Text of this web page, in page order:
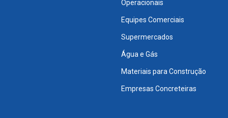
Operacionais
Equipes Comerciais
Supermercados
Água e Gás
Materiais para Construção
Empresas Concreteiras